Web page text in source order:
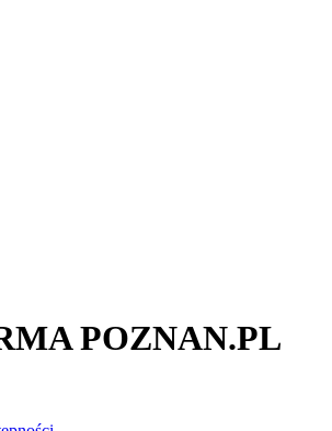
POZNAN.PL